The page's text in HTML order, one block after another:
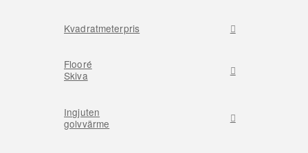
Kvadratmeterpris
Flooré
Skiva
Ingjuten
golvvärme